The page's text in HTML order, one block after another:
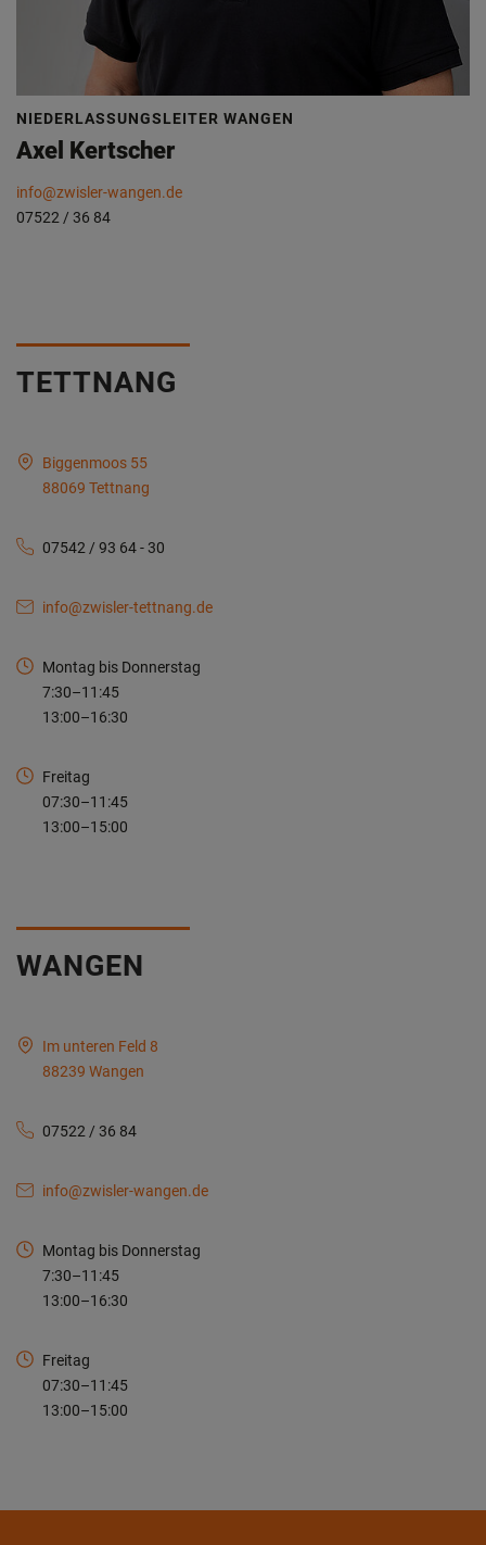
NIEDERLASSUNGSLEITER WANGEN
Axel Kertscher
info@zwisler-wangen.de
07522 / 36 84
TETTNANG
Biggenmoos 55
88069 Tettnang
07542 / 93 64 - 30
info@zwisler-tettnang.de
Montag bis Donnerstag
7:30–11:45
13:00–16:30
Freitag
07:30–11:45
13:00–15:00
WANGEN
Im unteren Feld 8
88239 Wangen
07522 / 36 84
info@zwisler-wangen.de
Montag bis Donnerstag
7:30–11:45
13:00–16:30
Freitag
07:30–11:45
13:00–15:00